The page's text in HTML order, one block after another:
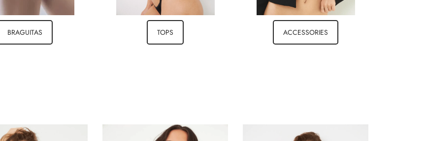
BRAGUITAS TOPS ACCESSORIES